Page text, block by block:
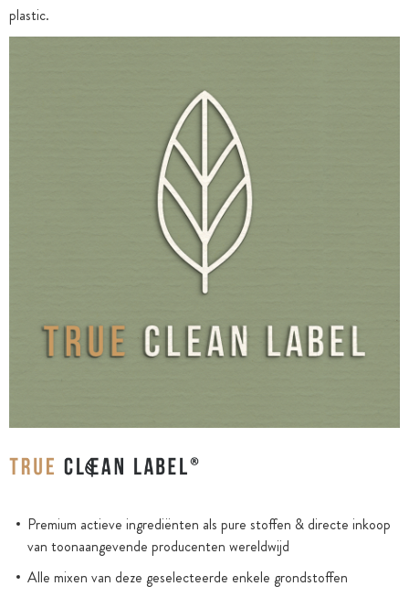
plastic.
Premium actieve ingrediënten als pure stoffen & directe inkoop
van toonaangevende producenten wereldwijd
Alle mixen van deze geselecteerde enkele grondstoffen